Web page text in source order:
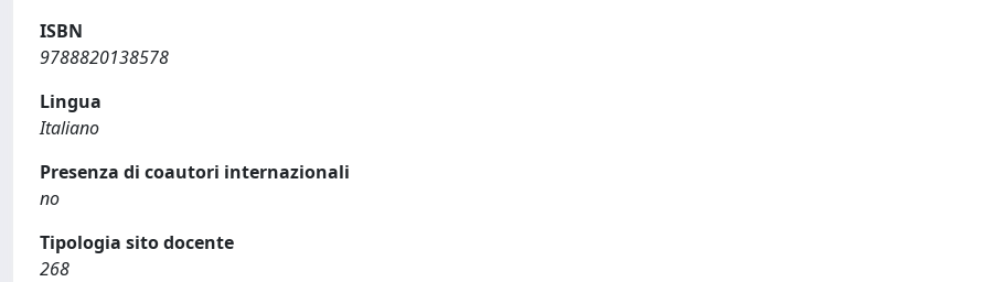
ISBN
9788820138578
Lingua
Italiano
Presenza di coautori internazionali
no
Tipologia sito docente
268